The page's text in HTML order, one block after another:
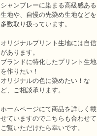
シャンブレーに染まる高級感ある
生地や、自慢の先染め生地などを
多数取り扱っています。
オリジナルプリント生地には自信
があります。
ブランドに特化したプリント生地
を作りたい！
オリジナルの色に染めたい！な
ど、ご相談承ります。
ホームページにて商品を詳しく載
せていますのでこちらも合わせて
ご覧いただけたら幸いです。